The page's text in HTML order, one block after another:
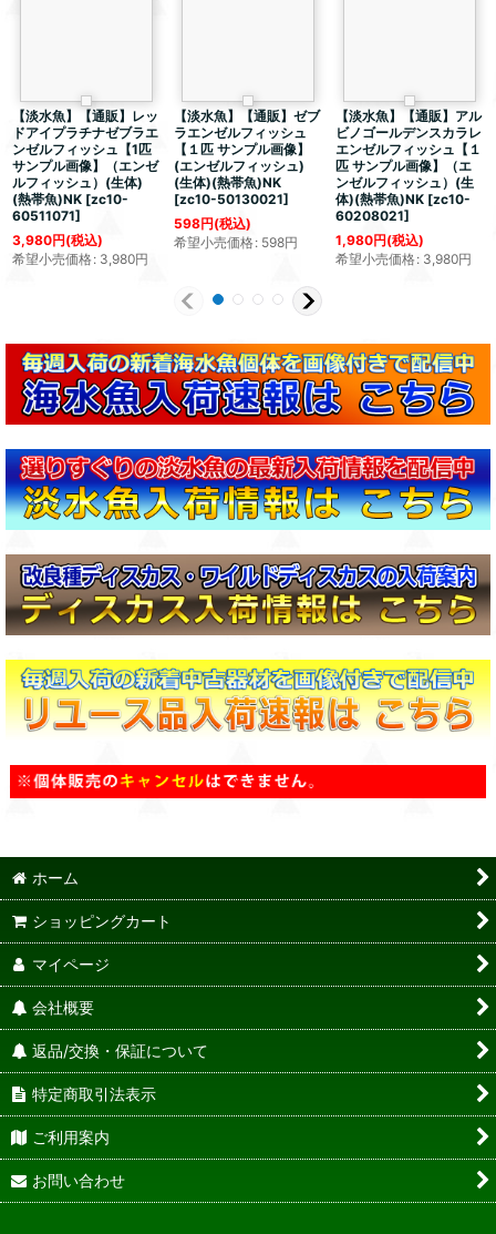
【淡水魚】【通販】レッ
ドアイプラチナゼブラエ
ンゼルフィッシュ【1匹
サンプル画像】（エンゼ
ルフィッシュ）(生体)
(熱帯魚)NK [zc10-
60511071]
3,980円(税込)
希望小売価格: 3,980円
【淡水魚】【通販】ゼブ
ラエンゼルフィッシュ
【１匹 サンプル画像】
(エンゼルフィッシュ)
(生体)(熱帯魚)NK
[zc10-50130021]
598円(税込)
希望小売価格: 598円
【淡水魚】【通販】アル
ビノゴールデンスカラレ
エンゼルフィッシュ【１
匹 サンプル画像】（エ
ンゼルフィッシュ）(生
体)(熱帯魚)NK [zc10-
60208021]
1,980円(税込)
希望小売価格: 3,980円
ホーム
ショッピングカート
マイページ
会社概要
返品/交換・保証について
特定商取引法表示
ご利用案内
お問い合わせ